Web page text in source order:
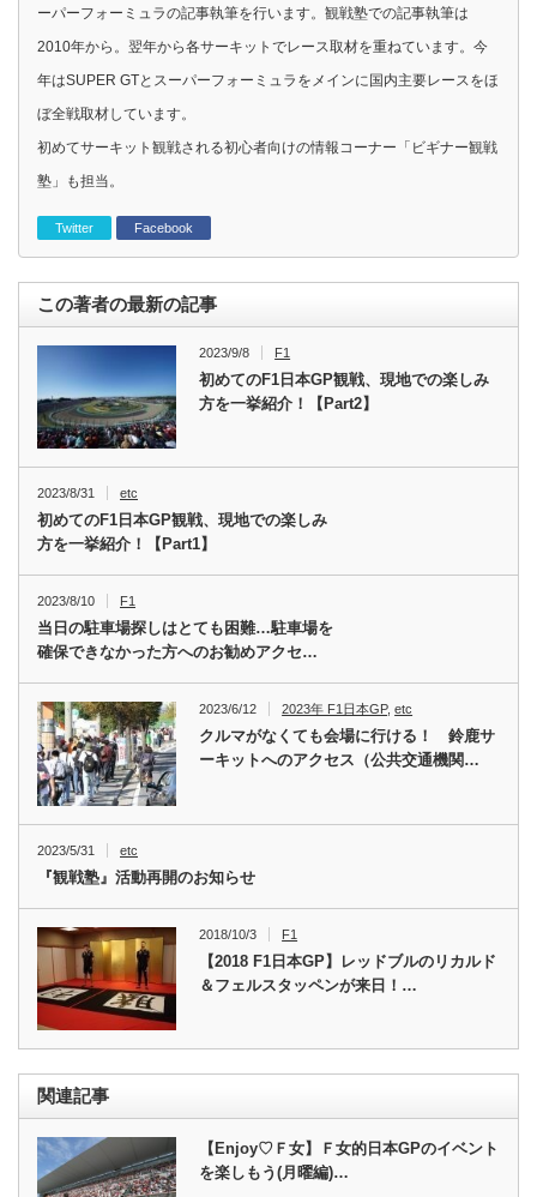
ーパーフォーミュラの記事執筆を行います。観戦塾での記事執筆は
2010年から。翌年から各サーキットでレース取材を重ねています。今
年はSUPER GTとスーパーフォーミュラをメインに国内主要レースをほ
ぼ全戦取材しています。
初めてサーキット観戦される初心者向けの情報コーナー「ビギナー観戦
塾」も担当。
Twitter Facebook
この著者の最新の記事
2023/9/8 F1
初めてのF1日本GP観戦、現地での楽しみ
方を一挙紹介！【Part2】
2023/8/31 etc
初めてのF1日本GP観戦、現地での楽しみ
方を一挙紹介！【Part1】
2023/8/10 F1
当日の駐車場探しはとても困難…駐車場を
確保できなかった方へのお勧めアクセ…
2023/6/12 2023年 F1日本GP,etc
クルマがなくても会場に行ける！ 鈴鹿サ
ーキットへのアクセス（公共交通機関…
2023/5/31 etc
『観戦塾』活動再開のお知らせ
2018/10/3 F1
【2018 F1日本GP】レッドブルのリカルド
＆フェルスタッペンが来日！…
関連記事
【Enjoy♡Ｆ女】Ｆ女的日本GPのイベント
を楽しもう(月曜編)…